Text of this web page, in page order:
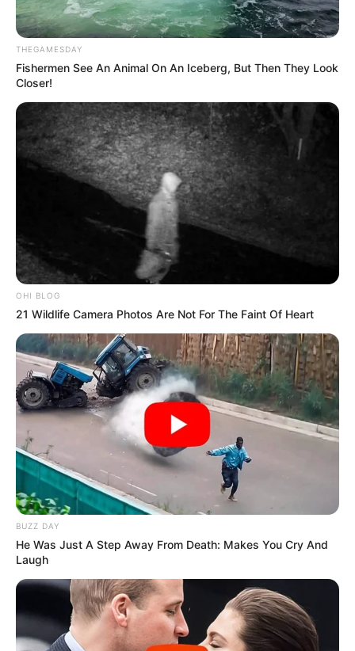
THEGAMESDAY
Fishermen See An Animal On An Iceberg, But Then They Look
Closer!
OHI BLOG
21 Wildlife Camera Photos Are Not For The Faint Of Heart
BUZZ DAY
He Was Just A Step Away From Death: Makes You Cry And
Laugh